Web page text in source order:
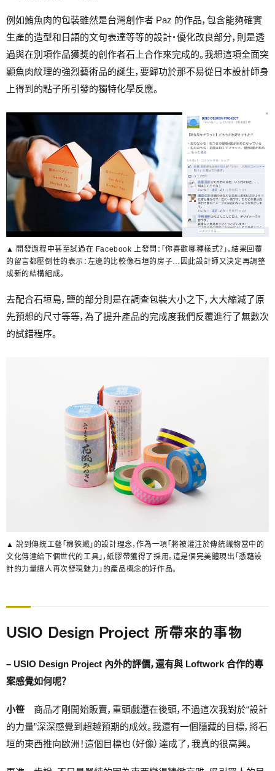
例如鮪魚肉的包裝雖然是台灣創作者 Paz 的作品，包含能夠確實
生產的造型和日語的文句表達等等的設計・優化改良部分，則是透
過與在別項作品獲獎的創作者石上合作來完成的。我想這項全面突
顯魚肉紋理的強烈藝術品的誕生，要歸功於那不易從日本設計師身
上得到的點子所引發的獨特化學反應。
▲ 開發過程中甚至試過在 Facebook 上發問：「你喜歡哪種樣式？」。結果回覆
的留言都壓倒性的表示：左邊的比較像石垣的房子…因此設計師又決定再調整
成新的結構組成。
去配合石垣島，鹽的部分則是在調查包裝大小之下，大大縮減了原
先預想的尺寸等等，為了提升產品的完成度我們反覆進行了無數次
的試錯程序。
▲ 說到傳統工藝「棉狹織」的設計理念，作為一項「將被灌注於傳統織物當中的
文化傳達給下個世代的工具」，紙膠帶獲得了採用。這是個完美體現出「憑藉設
計的力量讓人再次發現魅力」的產品概念的好作品。
USIO Design Project 所帶來的事物
– USIO Design Project 內外的評價，還有與 Loftwork 合作的專
案感覺如何呢？
小笹 商品才剛開始販賣，重頭戲還在後頭，不過這次我對於“設計
的力量”深深感覺到超越預期的成效。我還有一個隱藏的目標，將石
垣的東西推向歐洲！這個目標也（好像）達成了，我真的很高興。